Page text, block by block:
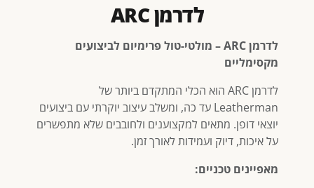
לדרמן ARC
לדרמן ARC – מולטי-טול פרימיום לביצועים
מקסימליים
לדרמן ARC הוא הכלי המתקדם ביותר של
Leatherman עד כה, ומשלב עיצוב יוקרתי עם ביצועים
יוצאי דופן. מתאים למקצוענים ולחובבים שלא מתפשרים
על איכות, דיוק ועמידות לאורך זמן.
מאפיינים טכניים: